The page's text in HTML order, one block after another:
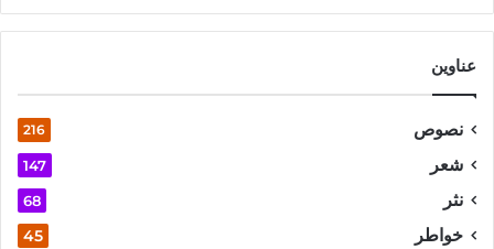
عناوين
نصوص 216
شعر 147
نثر 68
خواطر 45